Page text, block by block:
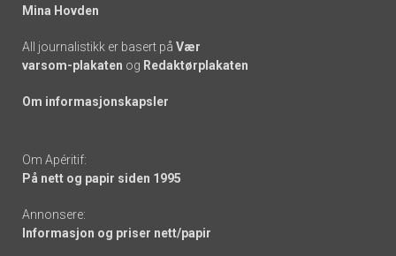
Mina Hovden
All journalistikk er basert på Vær
varsom-plakaten og Redaktørplakaten
Om informasjonskapsler
Om Apéritif:
På nett og papir siden 1995
Annonsere:
Informasjon og priser nett/papir